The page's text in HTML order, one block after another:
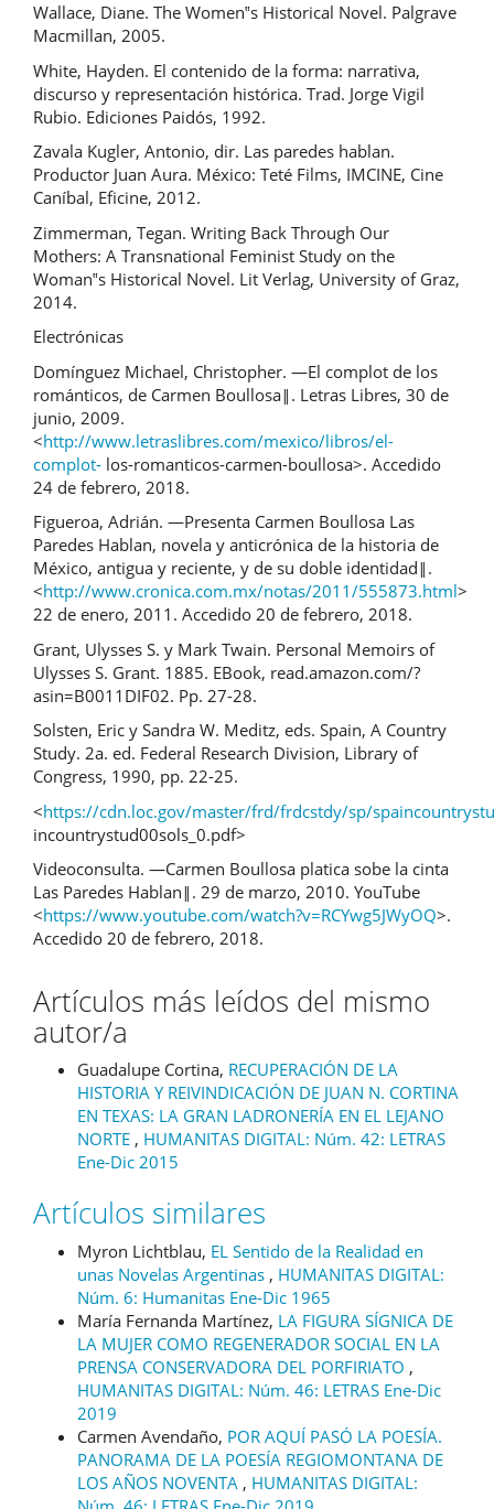
Wallace, Diane. The Women‟s Historical Novel. Palgrave
Macmillan, 2005.
White, Hayden. El contenido de la forma: narrativa,
discurso y representación histórica. Trad. Jorge Vigil
Rubio. Ediciones Paidós, 1992.
Zavala Kugler, Antonio, dir. Las paredes hablan.
Productor Juan Aura. México: Teté Films, IMCINE, Cine
Caníbal, Eficine, 2012.
Zimmerman, Tegan. Writing Back Through Our
Mothers: A Transnational Feminist Study on the
Woman‟s Historical Novel. Lit Verlag, University of Graz,
2014.
Electrónicas
Domínguez Michael, Christopher. ―El complot de los
románticos, de Carmen Boullosa‖. Letras Libres, 30 de
junio, 2009.
<http://www.letraslibres.com/mexico/libros/el-
complot- los-romanticos-carmen-boullosa>. Accedido
24 de febrero, 2018.
Figueroa, Adrián. ―Presenta Carmen Boullosa Las
Paredes Hablan, novela y anticrónica de la historia de
México, antigua y reciente, y de su doble identidad‖.
<http://www.cronica.com.mx/notas/2011/555873.html>
22 de enero, 2011. Accedido 20 de febrero, 2018.
Grant, Ulysses S. y Mark Twain. Personal Memoirs of
Ulysses S. Grant. 1885. EBook, read.amazon.com/?
asin=B0011DIF02. Pp. 27-28.
Solsten, Eric y Sandra W. Meditz, eds. Spain, A Country
Study. 2a. ed. Federal Research Division, Library of
Congress, 1990, pp. 22-25.
<https://cdn.loc.gov/master/frd/frdcstdy/sp/
incountrystud00sols_0.pdf>
Videoconsulta. ―Carmen Boullosa platica sobe la cinta
Las Paredes Hablan‖. 29 de marzo, 2010. YouTube
<https://www.youtube.com/watch?v=RCYwg5JWyOQ>.
Accedido 20 de febrero, 2018.
Artículos más leídos del mismo
autor/a
Guadalupe Cortina, RECUPERACIÓN DE LA
HISTORIA Y REIVINDICACIÓN DE JUAN N. CORTINA
EN TEXAS: LA GRAN LADRONERÍA EN EL LEJANO
NORTE , HUMANITAS DIGITAL: Núm. 42: LETRAS
Ene-Dic 2015
Artículos similares
Myron Lichtblau, EL Sentido de la Realidad en
unas Novelas Argentinas , HUMANITAS DIGITAL:
Núm. 6: Humanitas Ene-Dic 1965
María Fernanda Martínez, LA FIGURA SÍGNICA DE
LA MUJER COMO REGENERADOR SOCIAL EN LA
PRENSA CONSERVADORA DEL PORFIRIATO ,
HUMANITAS DIGITAL: Núm. 46: LETRAS Ene-Dic
2019
Carmen Avendaño, POR AQUÍ PASÓ LA POESÍA.
PANORAMA DE LA POESÍA REGIOMONTANA DE
LOS AÑOS NOVENTA , HUMANITAS DIGITAL: